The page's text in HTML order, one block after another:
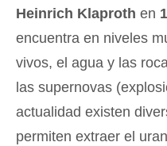
Heinrich Klaproth en
encuentra en niveles
vivos, el agua y las
las supernovas
actualidad existen
permiten extraer el